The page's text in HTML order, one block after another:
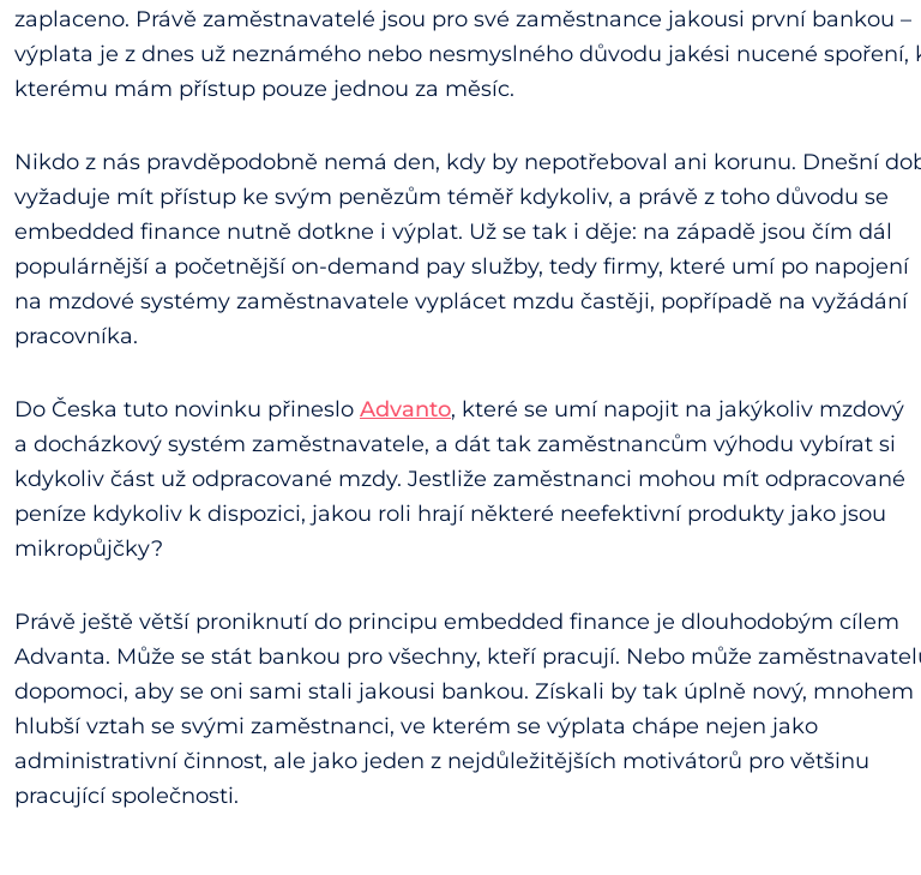
zaplaceno. Právě zaměstnavatelé jsou pro své zaměstnance jakousi první bankou –
výplata je z dnes už neznámého nebo nesmyslného důvodu jakési nucené spoření,
kterému mám přístup pouze jednou za měsíc.
Nikdo z nás pravděpodobně nemá den, kdy by nepotřeboval ani korunu. Dnešní
vyžaduje mít přístup ke svým penězům téměř kdykoliv, a právě z toho důvodu se
embedded finance nutně dotkne i výplat. Už se tak i děje: na západě jsou čím dál
populárnější a početnější on-demand pay služby, tedy firmy, které umí po napojení
na mzdové systémy zaměstnavatele vyplácet mzdu častěji, popřípadě na vyžádání
pracovníka.
Do Česka tuto novinku přineslo Advanto, které se umí napojit na jakýkoliv mzdový
a docházkový systém zaměstnavatele, a dát tak zaměstnancům výhodu vybírat si
kdykoliv část už odpracované mzdy. Jestliže zaměstnanci mohou mít odpracované
peníze kdykoliv k dispozici, jakou roli hrají některé neefektivní produkty jako jsou
mikropůjčky?
Právě ještě větší proniknutí do principu embedded finance je dlouhodobým cílem
Advanta. Může se stát bankou pro všechny, kteří pracují. Nebo může
dopomoci, aby se oni sami stali jakousi bankou. Získali by tak úplně nový, mnohem
hlubší vztah se svými zaměstnanci, ve kterém se výplata chápe nejen jako
administrativní činnost, ale jako jeden z nejdůležitějších motivátorů pro většinu
pracující společnosti.